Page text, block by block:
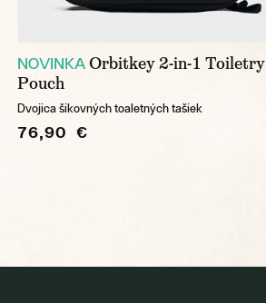
NOVINKAOrbitkey 2-in-1 Toiletry
Pouch
Dvojica šikovných toaletných tašiek
76,90 €